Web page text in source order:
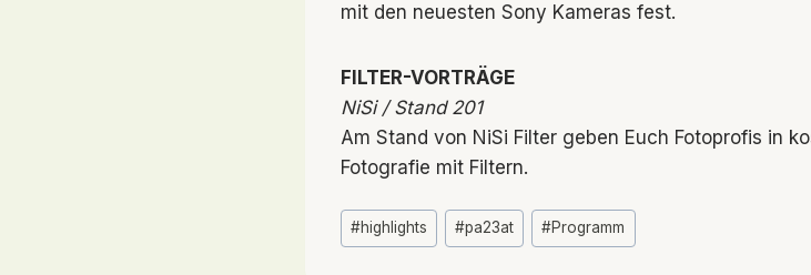
mit den neuesten Sony Kameras fest.
FILTER-VORTRÄGE
NiSi / Stand 201
Am Stand von NiSi Filter geben Euch Fotoprofis in
Fotografie mit Filtern.
Schlagworte:
#highlights #pa23at #Programm